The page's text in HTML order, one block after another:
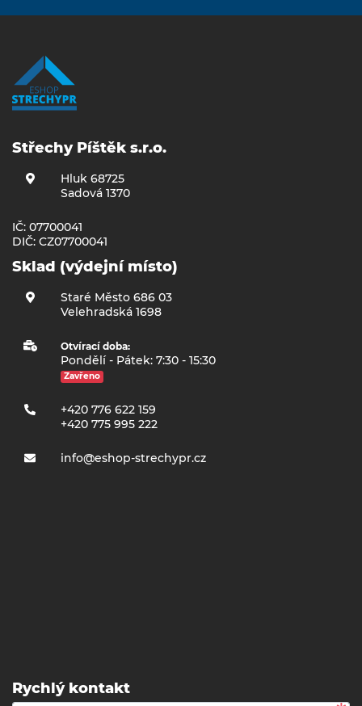
Střechy Píštěk s.r.o.
Hluk 68725
Sadová 1370
IČ: 07700041
DIČ: CZ07700041
Sklad (výdejní místo)
Staré Město 686 03
Velehradská 1698
Otvírací doba:
Pondělí - Pátek: 7:30 - 15:30
Zavřeno
+420 776 622 159
+420 775 995 222
info@eshop-strechypr.cz
Rychlý kontakt